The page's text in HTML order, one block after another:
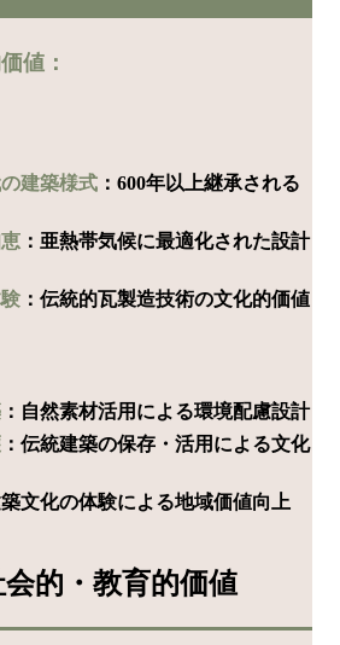
値：
建築様式 ：600年以上継承される
：亜熱帯気候に最適化された設計
：伝統的瓦製造技術の文化的価値
：自然素材活用による環境配慮設計
：伝統建築の保存・活用による文化
築文化の体験による地域価値向上
的・教育的価値